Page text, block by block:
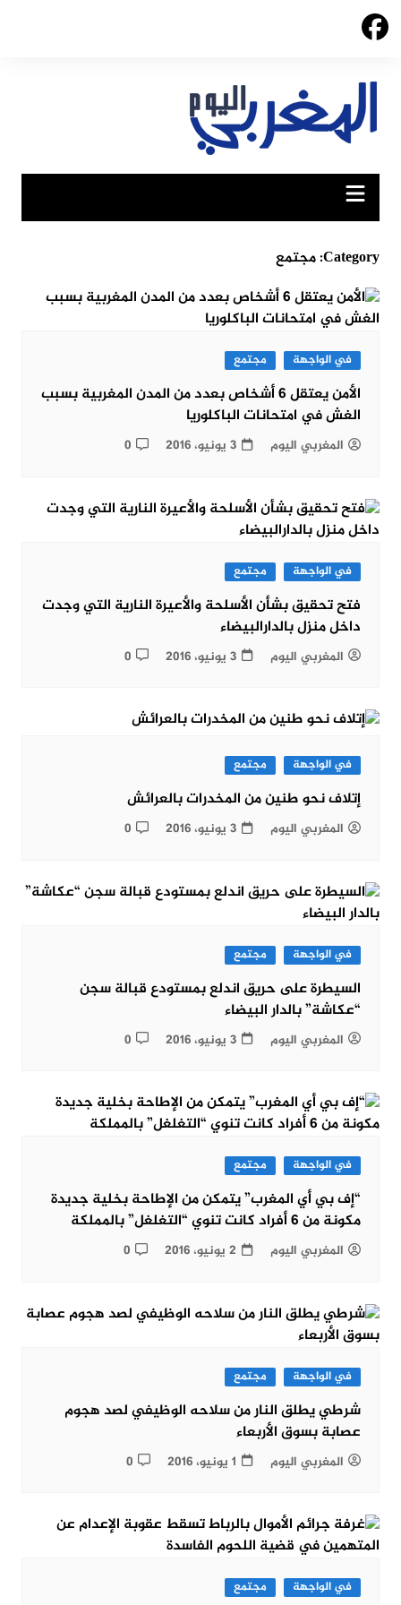
Skip
Category: مجتمع
في الواجهة مجتمع
الأمن يعتقل 6 أشخاص بعدد من المدن المغربية بسبب
الغش في امتحانات الباكلوريا
المغربي اليوم 3 يونيو، 2016 0
في الواجهة مجتمع
فتح تحقيق بشأن الأسلحة والأعيرة النارية التي وجدت
داخل منزل بالدارالبيضاء
المغربي اليوم 3 يونيو، 2016 0
في الواجهة مجتمع
إتلاف نحو طنين من المخدرات بالعرائش
المغربي اليوم 3 يونيو، 2016 0
في الواجهة مجتمع
السيطرة على حريق اندلع بمستودع قبالة سجن
“عكاشة” بالدار البيضاء
المغربي اليوم 3 يونيو، 2016 0
في الواجهة مجتمع
“إف بي أي المغرب” يتمكن من الإطاحة بخلية جديدة
مكونة من 6 أفراد كانت تنوي “التغلغل” بالمملكة
المغربي اليوم 2 يونيو، 2016 0
في الواجهة مجتمع
شرطي يطلق النار من سلاحه الوظيفي لصد هجوم
عصابة بسوق الأربعاء
المغربي اليوم 1 يونيو، 2016 0
في الواجهة مجتمع